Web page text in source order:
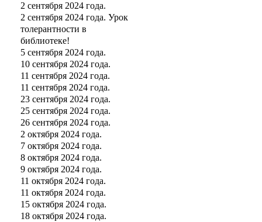
2 сентября 2024 года.
2 сентября 2024 года. Урок
толерантности в
библиотеке!
5 сентября 2024 года.
10 сентября 2024 года.
11 сентября 2024 года.
11 сентября 2024 года.
23 сентября 2024 года.
25 сентября 2024 года.
26 сентября 2024 года.
2 октября 2024 года.
7 октября 2024 года.
8 октября 2024 года.
9 октября 2024 года.
11 октября 2024 года.
11 октября 2024 года.
15 октября 2024 года.
18 октября 2024 года.